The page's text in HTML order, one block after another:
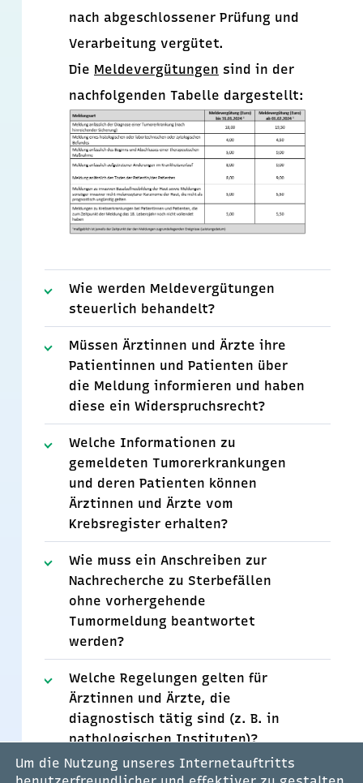
nach abgeschlossener Prüfung und
Verarbeitung vergütet.
Die Meldevergütungen sind in der
nachfolgenden Tabelle dargestellt:
Wie werden Meldevergütungen
steuerlich behandelt?
Müssen Ärztinnen und Ärzte ihre
Patientinnen und Patienten über
die Meldung informieren und haben
diese ein Widerspruchsrecht?
Welche Informationen zu
gemeldeten Tumorerkrankungen
und deren Patienten können
Ärztinnen und Ärzte vom
Krebsregister erhalten?
Wie muss ein Anschreiben zur
Nachrecherche zu Sterbefällen
ohne vorhergehende
Tumormeldung beantwortet
werden?
Welche Regelungen gelten für
Ärztinnen und Ärzte, die
diagnostisch tätig sind (z. B. in
pathologischen Instituten)?
Wo finde ich eine umfassende
Um die Nutzung unseres Internetauftritts